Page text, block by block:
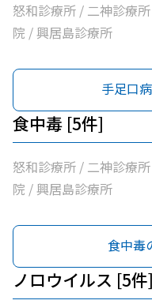
怒和診療所 / 二神診療
院 / 興居島診療所
手足口
食中毒 [5件]
怒和診療所 / 二神診療
院 / 興居島診療所
食中毒
ノロウイルス [5件]